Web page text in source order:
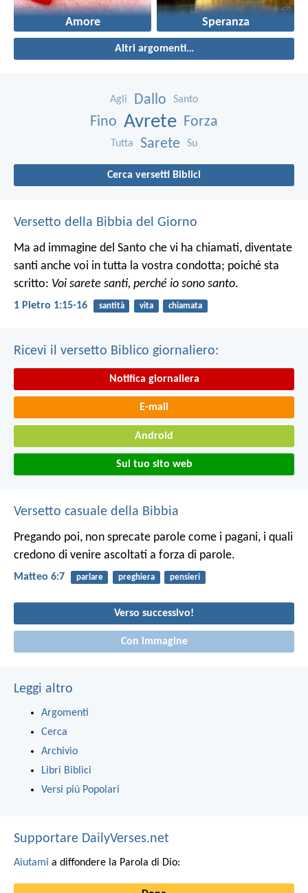
Amore Speranza
Altri argomenti…
Agli Dallo Santo
Fino Avrete Forza
Tutta Sarete Su
Cerca versetti Biblici
Versetto della Bibbia del Giorno
Ma ad immagine del Santo che vi ha chiamati, diventate
santi anche voi in tutta la vostra condotta; poiché sta
scritto: Voi sarete santi, perché io sono santo.
1 Pietro 1:15-16 santità vita chiamata
Ricevi il versetto Biblico giornaliero:
Notifica giornaliera
E-mail
Android
Sul tuo sito web
Versetto casuale della Bibbia
Pregando poi, non sprecate parole come i pagani, i quali
credono di venire ascoltati a forza di parole.
Matteo 6:7 parlare preghiera pensieri
Verso successivo!
Con immagine
Leggi altro
Argomenti
Cerca
Archivio
Libri Biblici
Versi più Popolari
Supportare DailyVerses.net
Aiutami a diffondere la Parola di Dio: